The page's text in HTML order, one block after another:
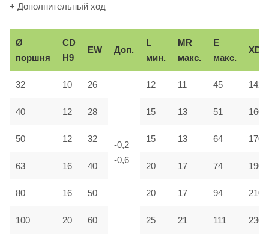
+ Дополнительный ход
Ø
поршня
CD
H9
EW Доп.
L
мин.
MR
макс.
E
макс.
XD
32 10 26
-0,2
-0,6
12 11 45 142
40 12 28 15 13 51 160
50 12 32 15 13 64 170
63 16 40 20 17 74 190
80 16 50 20 17 94 210
100 20 60 25 21 111 230